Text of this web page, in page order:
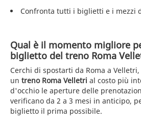
Confronta tutti i biglietti e i mezzi
Qual è il momento migliore
biglietto del treno Roma
Cerchi di spostarti da Roma a
un treno Roma Velletri al costo più
d'occhio le aperture delle
verificano da 2 a 3 mesi in anticipo,
biglietto il prima possibile.